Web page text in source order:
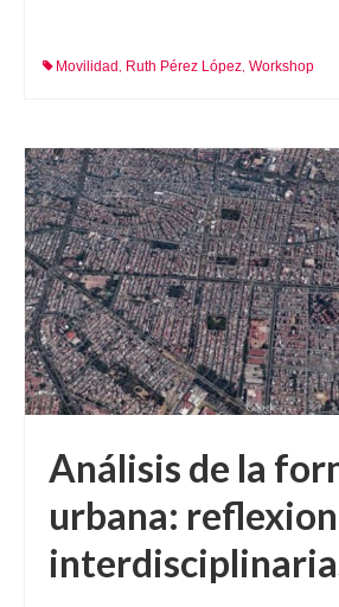
Movilidad Ruth Pérez López Workshop
Análisis de la
urbana: